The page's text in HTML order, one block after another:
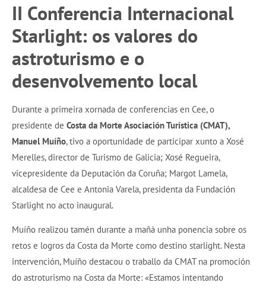
II Conferencia Internacional
Starlight: os valores do
astroturismo e o
desenvolvemento local
Durante a primeira xornada de conferencias en Cee, o
presidente de Costa da Morte Asociación Turística (CMAT),
Manuel Muíño, tivo a oportunidade de participar xunto a Xosé
Merelles, director de Turismo de Galicia; Xosé Regueira,
vicepresidente da Deputación da Coruña; Margot Lamela,
alcaldesa de Cee e Antonia Varela, presidenta da Fundación
Starlight no acto inaugural.
Muíño realizou tamén durante a mañá unha ponencia sobre os
retos e logros da Costa da Morte como destino starlight. Nesta
intervención, Muíño destacou o traballo da CMAT na promoción
do astroturismo na Costa da Morte: «Estamos intentando